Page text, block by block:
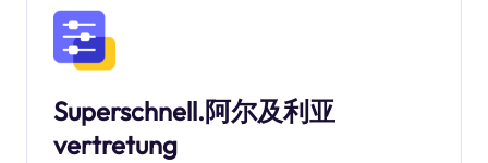
Superschnell.阿尔及利亚
vertretung